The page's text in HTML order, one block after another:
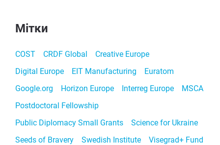
Мітки
COST CRDF Global
Creative Europe
Digital Europe
EIT Manufacturing
Euratom
Google.org
Horizon Europe Interreg Europe
MSCA
Postdoctoral Fellowship
Public Diplomacy Small Grants
Science for Ukraine
Seeds of Bravery
Swedish Institute
Visegrad+ Fund